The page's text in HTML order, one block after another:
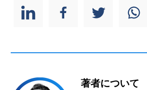
著者について